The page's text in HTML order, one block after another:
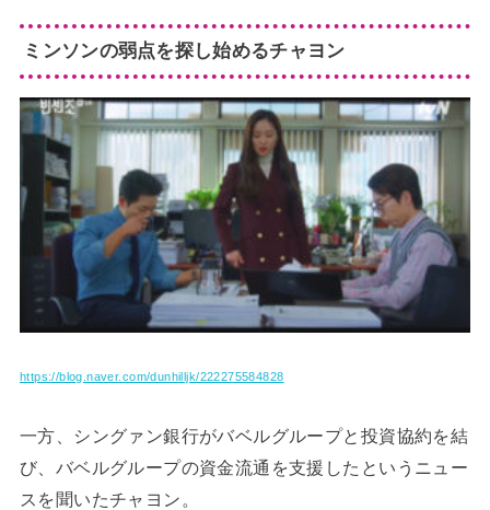
ミンソンの弱点を探し始めるチャヨン
https://blog.naver.com/dunhilljk/222275584828
一方、シングァン銀行がバベルグループと投資協約を結
び、バベルグループの資金流通を支援したというニュー
スを聞いたチャヨン。